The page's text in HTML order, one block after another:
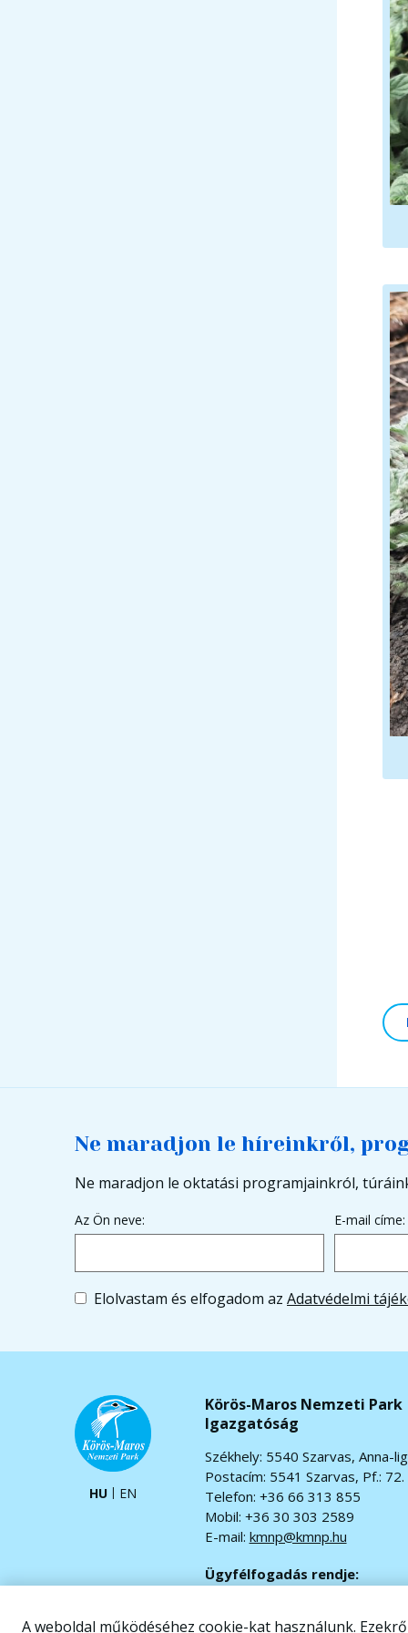
A weboldal működéséhez cookie-kat használunk.
Ne maradjon le híreinkről,
Ne maradjon le oktatási programjainkról,
Az Ön neve: E-mail címe:
Elolvastam és elfogadom az Adatvédelmi
HU EN
Körös-Maros Nemzeti Park
Igazgatóság
Székhely: 5540 Szarvas, Anna-
Postacím: 5541 Szarvas, Pf.: 72.
Telefon: +36 66 313 855
Mobil: +36 30 303 2589
E-mail: kmnp@kmnp.hu
Ügyfélfogadás rendje: